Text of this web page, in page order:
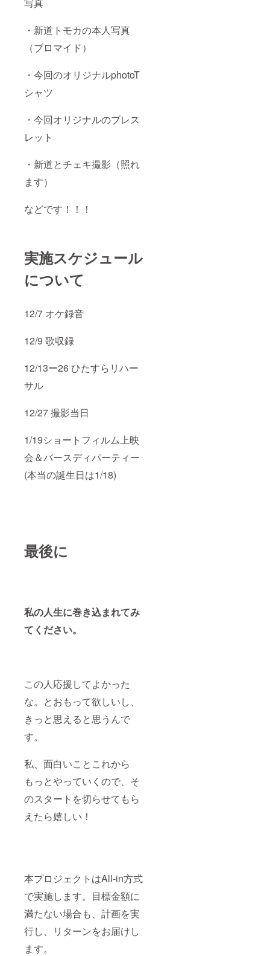
・新道トモカの本人写真
（ブロマイド）
・今回のオリジナルphotoT
シャツ
・今回オリジナルのブレス
レット
・新道とチェキ撮影（照れ
ます）
などです！！！
実施スケジュール
について
12/7 オケ録音
12/9 歌収録
12/13ー26 ひたすらリハー
サル
12/27 撮影当日
1/19ショートフィルム上映
会＆バースディパーティー
(本当の誕生日は1/18)
最後に
私の人生に巻き込まれてみ
てください。
この人応援してよかった
な。とおもって欲しいし、
きっと思えると思うんで
す。
私、面白いことこれから
もっとやっていくので、そ
のスタートを切らせてもら
えたら嬉しい！
本プロジェクトはAll-in方式
で実施します。目標金額に
満たない場合も、計画を実
行し、リターンをお届けし
ます。